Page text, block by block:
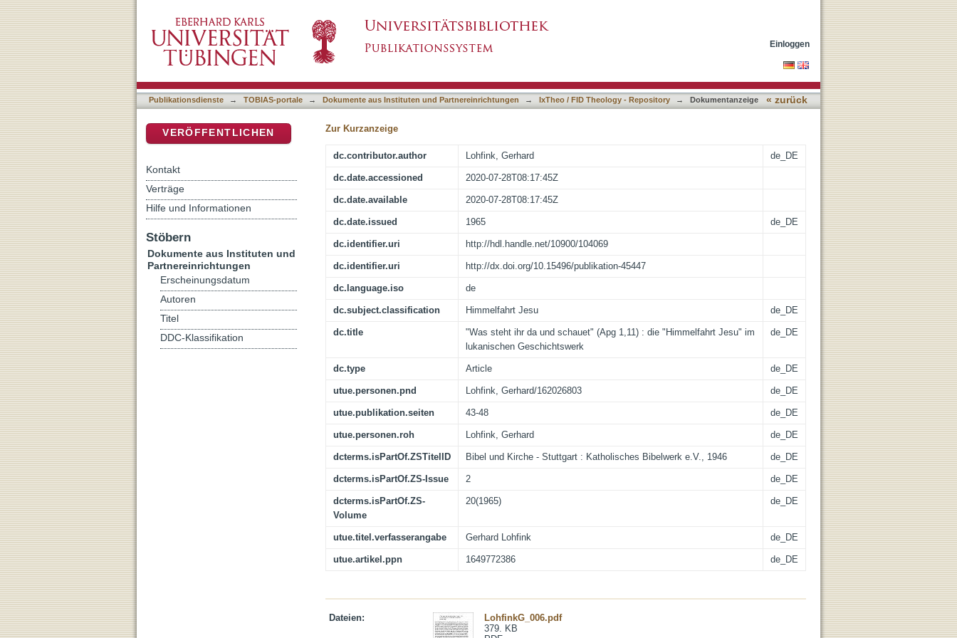
Einloggen
Publikationsdienste → TOBIAS-portale → Dokumente aus Instituten und Partnereinrichtungen → IxTheo / FID Theology - Repository → Dokumentanzeige « zurück
Zur Kurzanzeige
dc.contributor.author Lohfink, Gerhard de_DE
dc.date.accessioned 2020-07-28T08:17:45Z
dc.date.available 2020-07-28T08:17:45Z
dc.date.issued 1965 de_DE
dc.identifier.uri http://hdl.handle.net/10900/104069
dc.identifier.uri http://dx.doi.org/10.15496/publikation-45447
dc.language.iso de
dc.subject.classification Himmelfahrt Jesu de_DE
dc.title
"Was steht ihr da und schauet" (Apg 1,11) : die "Himmelfahrt Jesu" im
lukanischen Geschichtswerk
de_DE
dc.type Article de_DE
utue.personen.pnd Lohfink, Gerhard/162026803 de_DE
utue.publikation.seiten 43-48 de_DE
utue.personen.roh Lohfink, Gerhard de_DE
dcterms.isPartOf.ZSTitelID Bibel und Kirche - Stuttgart : Katholisches Bibelwerk e.V., 1946 de_DE
dcterms.isPartOf.ZS-Issue 2 de_DE
dcterms.isPartOf.ZS-
Volume
20(1965) de_DE
utue.titel.verfasserangabe Gerhard Lohfink de_DE
utue.artikel.ppn 1649772386 de_DE
Dateien:
LohfinkG_006.pdf
379. KB
VERÖFFENTLICHEN
Kontakt
Verträge
Hilfe und Informationen
Stöbern
Dokumente aus Instituten und
Partnereinrichtungen
Erscheinungsdatum
Autoren
Titel
DDC-Klassifikation